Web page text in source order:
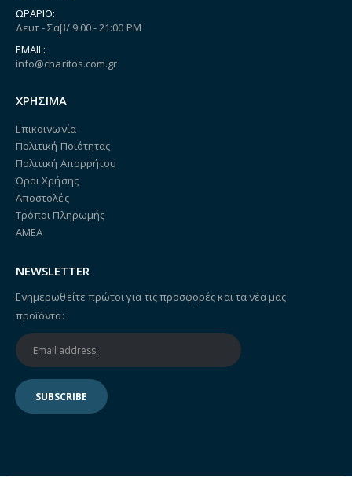
ΩΡΆΡΙΟ:
Δευτ - Σαβ/ 9:00 - 21:00 PM
EMAIL:
info@charitos.com.gr
ΧΡΗΣΙΜΑ
Επικοινωνία
Πολιτική Ποιότητας
Πολιτική Απορρήτου
Όροι Χρήσης
Αποστολές
Τρόποι Πληρωμής
ΑΜΕΑ
NEWSLETTER
Ενημερωθείτε πρώτοι για τις προσφορές και τα νέα μας
προϊόντα: